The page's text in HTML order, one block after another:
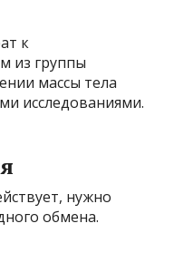
к
из группы
массы тела
исследованиями.
нужно
обмена.